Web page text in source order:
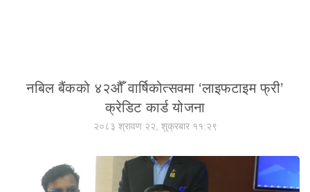
नबिल बैंकको ४२औँ वार्षिकोत्सवमा ‘लाइफटाइम फ्री’
क्रेडिट कार्ड योजना
२०८३ श्रावण २२, शुक्रबार ११:२९